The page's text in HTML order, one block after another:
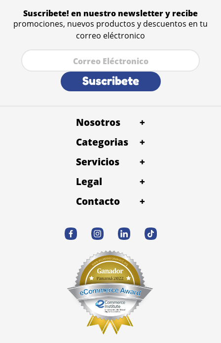
Suscribete! en nuestro newsletter y recibe
promociones, nuevos productos y descuentos en tu
correo eléctronico
Suscribete
Nosotros
+
Categorias
+
Servicios
+
Legal
+
Contacto
+